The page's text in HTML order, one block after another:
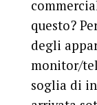
questo?
degli
monitor/
soglia di